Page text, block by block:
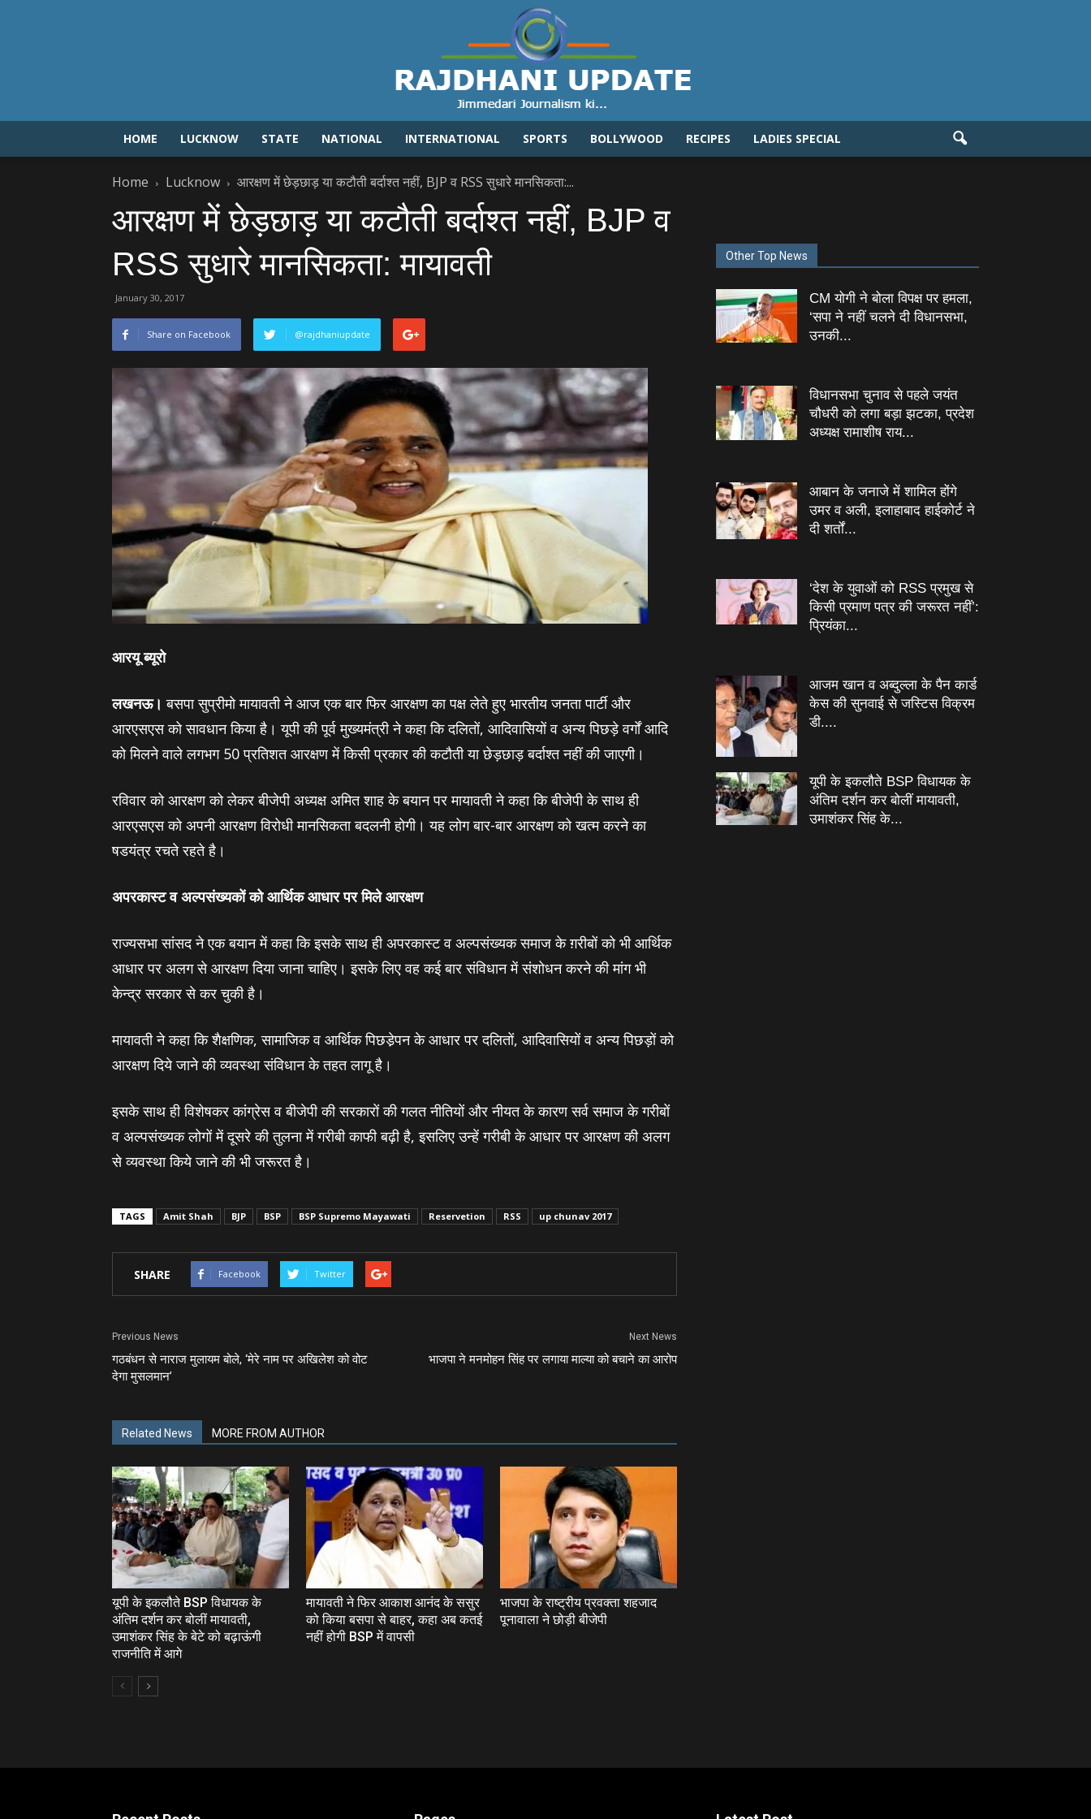
HOME LUCKNOW STATE NATIONAL INTERNATIONAL SPORTS BOLLYWOOD RECIPES LADIES SPECIAL
Home Lucknow आरक्षण में छेड़छाड़ या कटौती बर्दाश्‍त नहीं, BJP व RSS सुधारे मानसिकता:...
आरक्षण में छेड़छाड़ या कटौती बर्दाश्‍त नहीं, BJP व
RSS सुधारे मानसिकता: मायावती
January 30, 2017
Share on Facebook @rajdhaniupdate
आरयू ब्‍यूरो
लखनऊ। बसपा सुप्रीमो मायावती ने आज एक बार फिर आरक्षण का पक्ष लेते हुए भारतीय जनता पार्टी और
आरएसएस को सावधान किया है। यूपी की पूर्व मुख्‍यमंत्री ने कहा कि दलितों, आदिवासियों व अन्य पिछड़े वर्गों आदि
को मिलने वाले लगभग 50 प्रतिशत आरक्षण में किसी प्रकार की कटौती या छेड़छाड़ बर्दाश्‍त नहीं की जाएगी।
रविवार को आरक्षण को लेकर बीजेपी अध्‍यक्ष अमित शाह के बयान पर मायावती ने कहा कि बीजेपी के साथ ही
आरएसएस को अपनी आरक्षण विरोधी मानसिकता बदलनी होगी। यह लोग बार-बार आरक्षण को खत्‍म करने का
षडयंत्र रचते रहते है।
अपरकास्‍ट व अल्‍पसंख्‍यकों को आर्थिक आधार पर मिले आरक्षण
राज्‍यसभा सांसद ने एक बयान में कहा कि इसके साथ ही अपरकास्ट व अल्पसंख्यक समाज के ग़रीबों को भी आर्थिक
आधार पर अलग से आरक्षण दिया जाना चाहिए। इसके लिए वह कई बार संविधान में संशोधन करने की मांग भी
केन्‍द्र सरकार से कर चुकी है।
मायावती ने कहा कि शैक्षणिक, सामाजिक व आर्थिक पिछडे़पन के आधार पर दलितों, आदिवासियों व अन्य पिछड़ों को
आरक्षण दिये जाने की व्यवस्था संविधान के तहत लागू है।
इसके साथ ही विशेषकर कांग्रेस व बीजेपी की सरकारों की गलत नीतियों और नीयत के कारण सर्व समाज के गरीबों
व अल्‍पसंख्‍यक लोगों में दूसरे की तुलना में गरीबी काफी बढ़ी है, इसलिए उन्‍हें गरीबी के आधार पर आरक्षण की अलग
से व्यवस्था किये जाने की भी जरूरत है।
TAGS Amit Shah BJP BSP BSP Supremo Mayawati Reservetion RSS up chunav 2017
SHARE Facebook Twitter
Previous News
गठबंधन से नाराज मुलायम बोले, ‘मेरे नाम पर अखिलेश को वोट
देगा मुसलमान’
Next News
भाजपा ने मनमोहन सिंह पर लगाया माल्‍या को बचाने का आरोप
Related News MORE FROM AUTHOR
यूपी के इकलौते BSP विधायक के
अंतिम दर्शन कर बोलीं मायावती,
उमाशंकर सिंह के बेटे को बढ़ाऊंगी
राजनीति में आगे
मायावती ने फिर आकाश आनंद के ससुर
को किया बसपा से बाहर, कहा अब कतई
नहीं होगी BSP में वापसी
भाजपा के राष्ट्रीय प्रवक्ता शहजाद
पूनावाला ने छोड़ी बीजेपी
Other Top News
CM योगी ने बोला विपक्ष पर हमला,
‘सपा ने नहीं चलने दी विधानसभा,
उनकी...
विधानसभा चुनाव से पहले जयंत
चौधरी को लगा बड़ा झटका, प्रदेश
अध्यक्ष रामाशीष राय...
आबान के जनाजे में शामिल होंगे
उमर व अली, इलाहाबाद हाईकोर्ट ने
दी शर्तों...
‘देश के युवाओं को RSS प्रमुख से
किसी प्रमाण पत्र की जरूरत नहीं’:
प्रियंका...
आजम खान व अब्दुल्ला के पैन कार्ड
केस की सुनवाई से जस्टिस विक्रम
डी....
यूपी के इकलौते BSP विधायक के
अंतिम दर्शन कर बोलीं मायावती,
उमाशंकर सिंह के...